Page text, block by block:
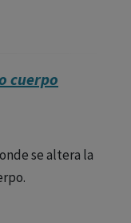
cuerpo
se altera la